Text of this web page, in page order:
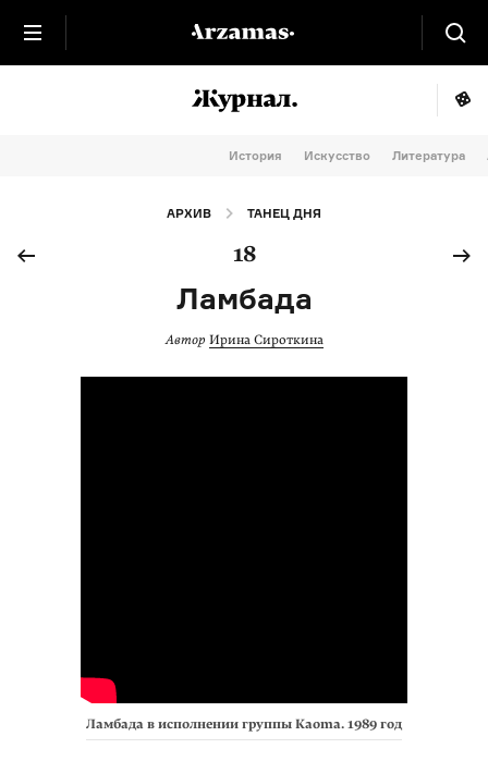
История Искусство Литература
АРХИВ ТАНЕЦ ДНЯ
18
Ламбада
Автор Ирина Сироткина
Ламбада в исполнении группы Kaoma. 1989 год